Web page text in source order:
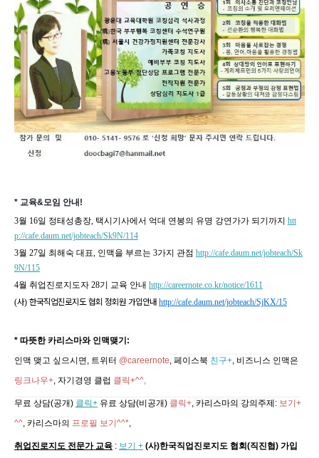
* 교육&모임 안내!
3월 16일 정태성총장, 택시기사에서 억대 연봉의 유명 강연가가 되기까지 htt
p://cafe.daum.net/jobteach/Sk9N/114
3월 27일 최해숙 대표, 인맥을 부르는 3가지 관점 http://cafe.daum.net/jobteach/Sk
9N/115
4월 취업진로지도자 28기 교육 안내 http://careernote.co.kr/notice/1611
(사) 한국직업진로지도 협회 정회원 가입안내 http://cafe.daum.net/jobteach/SjKX/15
* 따뜻한 카리스마와 인맥맺기:
인맥 맺고 싶으시면, 트위터 @careernote, 페이스북 친구+, 비즈니스 인맥은
링크나우+, 자기경영 클럽 클릭+^^,
무료 상담(공개) 클릭+ 유료 상담(비공개) 클릭+, 카리스마의 강의주제 : 보기+
^^, 카리스마의 프로필 보기^^*,
취업진로지도 전문가 교육 : 보기 + (사)한국직업진로지도 협회(직진협) 가입